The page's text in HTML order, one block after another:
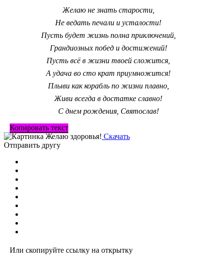
Желаю не знать старости,
Не ведать печали и усталости!
Пусть будет жизнь полна приключений,
Грандиозных побед и достижений!
Пусть всё в жизни твоей сложится,
А удача во сто крат приумножится!
Плыви как корабль по жизни плавно,
Живи всегда в достатке славно!
С днем рождения, Святослав!
Копировать текст
Скачать
Отправить другу
Или скопируйте ссылку на открытку